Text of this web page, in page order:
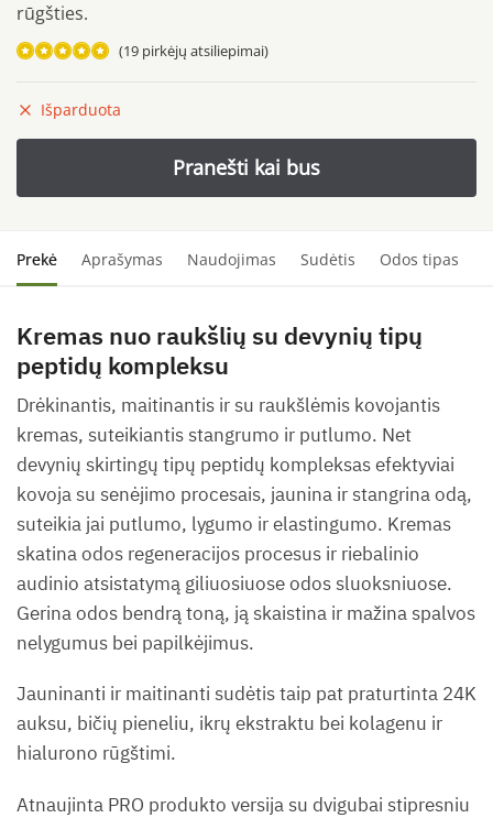
rūgšties.
5.00iš 5
(viso
(19 pirkėjų atsiliepimai)
Išparduota
Prekė Aprašymas Naudojimas Sudėtis Odos tipas
Kremas nuo raukšlių su devynių tipų
peptidų kompleksu
Drėkinantis, maitinantis ir su raukšlėmis kovojantis
kremas, suteikiantis stangrumo ir putlumo. Net
devynių skirtingų tipų peptidų kompleksas efektyviai
kovoja su senėjimo procesais, jaunina ir stangrina odą,
suteikia jai putlumo, lygumo ir elastingumo. Kremas
skatina odos regeneracijos procesus ir riebalinio
audinio atsistatymą giliuosiuose odos sluoksniuose.
Gerina odos bendrą toną, ją skaistina ir mažina spalvos
nelygumus bei papilkėjimus.
Jauninanti ir maitinanti sudėtis taip pat praturtinta 24K
auksu, bičių pieneliu, ikrų ekstraktu bei kolagenu ir
hialurono rūgštimi.
Atnaujinta PRO produkto versija su dvigubai stipresniu